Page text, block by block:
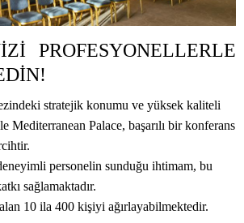
PROFESYONELLERLE
stratejik konumu ve yüksek kaliteli
Mediterranean Palace, başarılı bir konferans
personelin sunduğu ihtimam, bu
sağlamaktadır.
10 ila 400 kişiyi ağırlayabilmektedir.